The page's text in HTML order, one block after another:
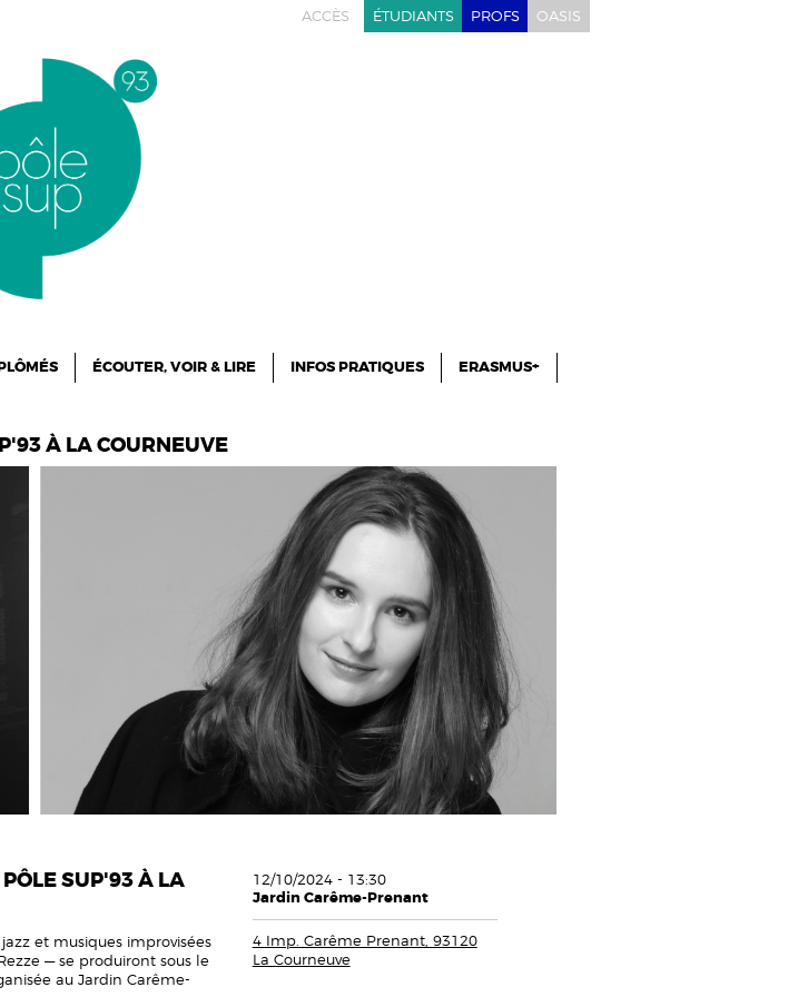
ACCÈS ÉTUDIANTS PROFS OASIS
ÉCOUTER, VOIR & LIRE INFOS PRATIQUES ERASMUS+
À LA COURNEUVE
SUP'93 À LA
et musiques improvisées
— se produiront sous le
au Jardin Carême-
12/10/2024 - 13:30
Jardin Carême-Prenant
4 Imp. Carême Prenant, 93120
La Courneuve